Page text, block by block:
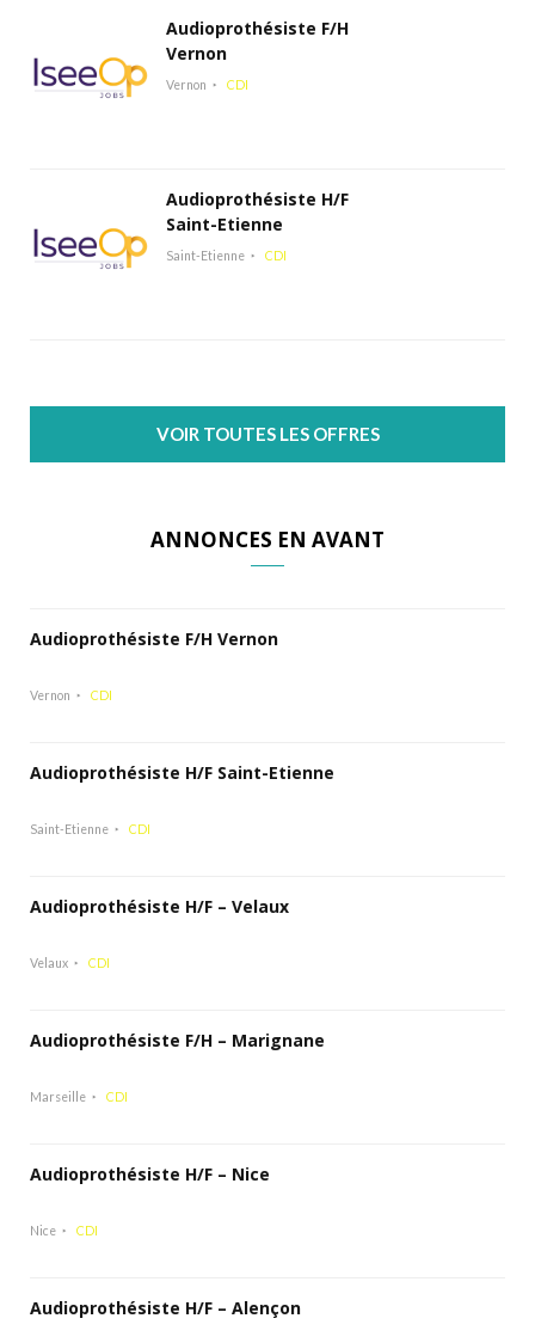
Audioprothésiste F/H
Vernon
Vernon CDI
Audioprothésiste H/F
Saint-Etienne
Saint-Etienne CDI
VOIR TOUTES LES OFFRES
ANNONCES EN AVANT
Audioprothésiste F/H Vernon
Vernon CDI
Audioprothésiste H/F Saint-Etienne
Saint-Etienne CDI
Audioprothésiste H/F – Velaux
Velaux CDI
Audioprothésiste F/H – Marignane
Marseille CDI
Audioprothésiste H/F – Nice
Nice CDI
Audioprothésiste H/F – Alençon